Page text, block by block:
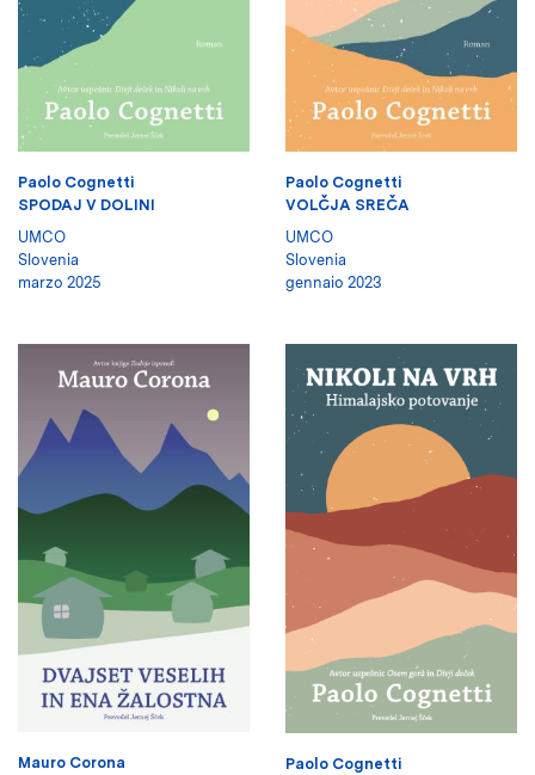
Paolo Cognetti
SPODAJ V DOLINI
UMCO
Slovenia
marzo 2025
Paolo Cognetti
VOLČJA SREČA
UMCO
Slovenia
gennaio 2023
Mauro Corona
Paolo Cognetti